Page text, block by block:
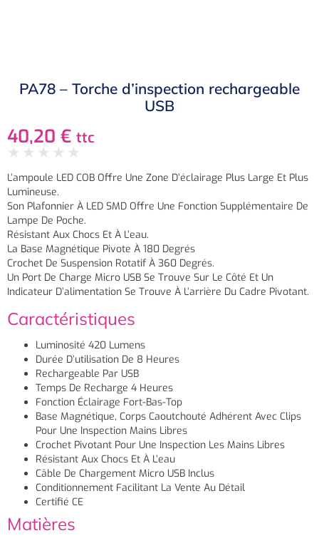
PA78 – Torche d’inspection rechargeable
USB
40,20 € ttc
★ ★ ★ ★ ★
L’ampoule LED COB Offre Une Zone D’éclairage Plus Large Et Plus
Lumineuse.
Son Plafonnier À LED SMD Offre Une Fonction Supplémentaire De
Lampe De Poche.
Résistant Aux Chocs Et À L’eau.
La Base Magnétique Pivote À 180 Degrés
Crochet De Suspension Rotatif À 360 Degrés.
Un Port De Charge Micro USB Se Trouve Sur Le Côté Et Un
Indicateur D’alimentation Se Trouve À L’arrière Du Cadre Pivotant.
Caractéristiques
Luminosité 420 Lumens
Durée D’utilisation De 8 Heures
Rechargeable Par USB
Temps De Recharge 4 Heures
Fonction Éclairage Fort-Bas-Top
Base Magnétique, Corps Caoutchouté Adhérent Avec Clips
Pour Une Inspection Mains Libres
Crochet Pivotant Pour Une Inspection Les Mains Libres
Résistant Aux Chocs Et À L’eau
Câble De Chargement Micro USB Inclus
Conditionnement Facilitant La Vente Au Détail
Certifié CE
Matières